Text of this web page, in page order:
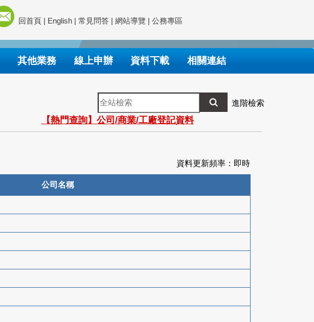
回首頁 | English | 常見問答 | 網站導覽 | 公務專區
其他業務 線上申辦 資料下載 相關連結
全
站
檢
索
進階檢索
【熱門查詢】公司/商業/工廠登記資料
資料更新頻率：即時
公司名稱